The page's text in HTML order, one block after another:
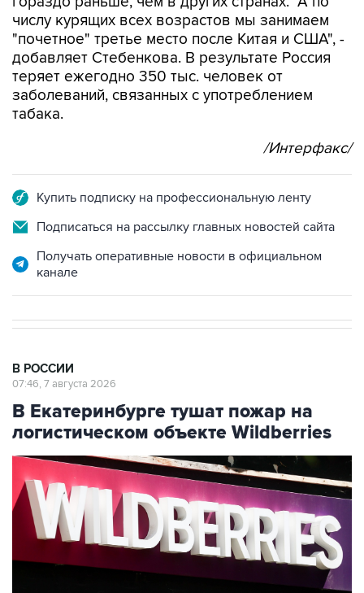
числу курящих всех возрастов мы занимаем
"почетное" третье место после Китая и США", -
добавляет Стебенкова. В результате Россия
теряет ежегодно 350 тыс. человек от
заболеваний, связанных с употреблением
табака.
/Интерфакс/
Купить подписку на профессиональную ленту
Подписаться на рассылку главных новостей сайта
Получать оперативные новости в официальном
канале
В РОССИИ
07:46, 7 августа 2026
В Екатеринбурге тушат пожар на
логистическом объекте Wildberries